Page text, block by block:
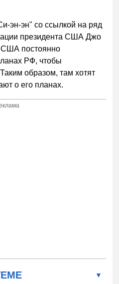
эн-эн" со ссылкой на ряд
президента США Джо
США постоянно
РФ, чтобы
образом, там хотят
о его планах.